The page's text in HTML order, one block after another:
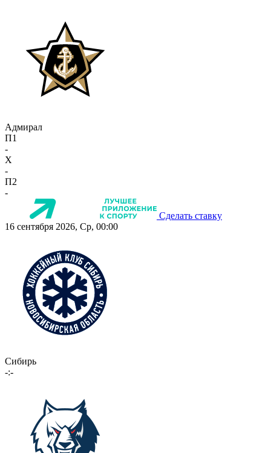
Адмирал
П1
-
X
-
П2
-
Сделать ставку
16 сентября 2026, Ср, 00:00
Сибирь
-:-